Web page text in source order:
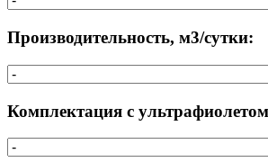
Производительность, м3/сутки:
Комплектация с